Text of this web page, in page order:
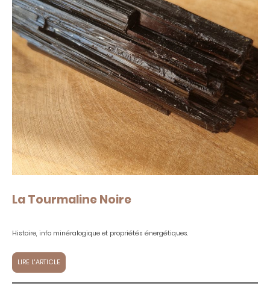
La Tourmaline Noire
Histoire, info minéralogique et propriétés énergétiques.
LIRE L'ARTICLE